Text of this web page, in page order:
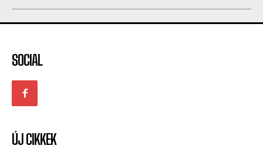
SOCIAL
ÚJ CIKKEK